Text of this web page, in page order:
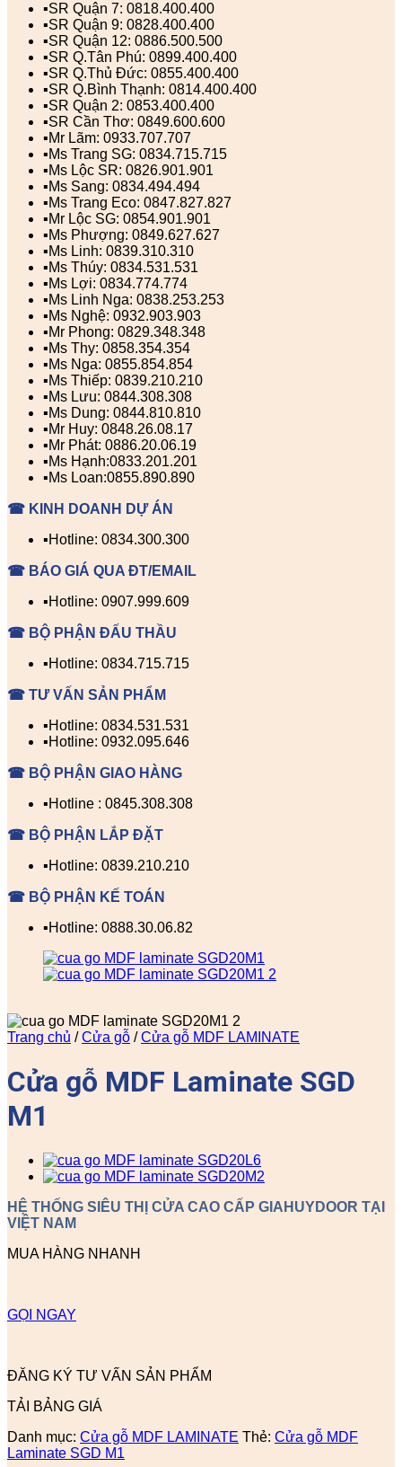
▪️SR Quận 7: 0818.400.400
▪️SR Quận 9: 0828.400.400
▪️SR Quận 12: 0886.500.500
▪️SR Q.Tân Phú: 0899.400.400
▪️SR Q.Thủ Đức: 0855.400.400
▪️SR Q.Bình Thạnh: 0814.400.400
▪️SR Quận 2: 0853.400.400
▪️SR Cần Thơ: 0849.600.600
▪️Mr Lãm: 0933.707.707
▪️Ms Trang SG: 0834.715.715
▪️Ms Lộc SR: 0826.901.901
▪️Ms Sang: 0834.494.494
▪️Ms Trang Eco: 0847.827.827
▪️Mr Lộc SG: 0854.901.901
▪️Ms Phượng: 0849.627.627
▪️Ms Linh: 0839.310.310
▪️Ms Thúy: 0834.531.531
▪️Ms Lợi: 0834.774.774
▪️Ms Linh Nga: 0838.253.253
▪️Ms Nghệ: 0932.903.903
▪️Mr Phong: 0829.348.348
▪️Ms Thy: 0858.354.354
▪️Ms Nga: 0855.854.854
▪️Ms Thiếp: 0839.210.210
▪️Ms Lưu: 0844.308.308
▪️Ms Dung: 0844.810.810
▪️Mr Huy: 0848.26.08.17
▪️Mr Phát: 0886.20.06.19
▪️Ms Hạnh:0833.201.201
▪️Ms Loan:0855.890.890
☎ KINH DOANH DỰ ÁN
▪️Hotline: 0834.300.300
☎ BÁO GIÁ QUA ĐT/EMAIL
▪️Hotline: 0907.999.609
☎ BỘ PHẬN ĐẤU THẦU
▪️Hotline: 0834.715.715
☎ TƯ VẤN SẢN PHẨM
▪️Hotline: 0834.531.531
▪️Hotline: 0932.095.646
☎ BỘ PHẬN GIAO HÀNG
▪️Hotline : 0845.308.308
☎ BỘ PHẬN LẮP ĐẶT
▪️Hotline: 0839.210.210
☎ BỘ PHẬN KẾ TOÁN
▪️Hotline: 0888.30.06.82
Trang chủ / Cửa gỗ / Cửa gỗ MDF LAMINATE
Cửa gỗ MDF Laminate SGD
M1
HỆ THỐNG SIÊU THỊ CỬA CAO CẤP GIAHUYDOOR TẠI
VIỆT NAM
MUA HÀNG NHANH
GỌI NGAY
ĐĂNG KÝ TƯ VẤN SẢN PHẨM
TẢI BẢNG GIÁ
Danh mục: Cửa gỗ MDF LAMINATE Thẻ: Cửa gỗ MDF
Laminate SGD M1